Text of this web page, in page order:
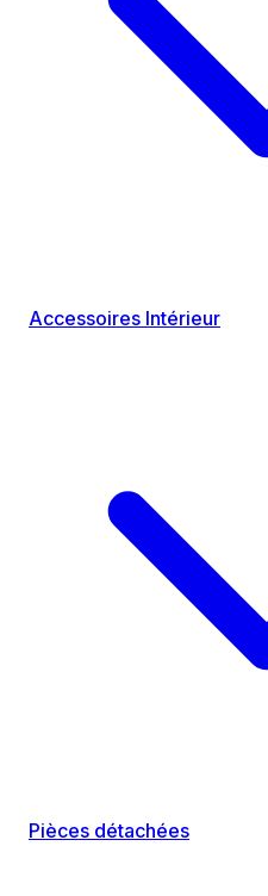
Accessoires Intérieur
Pièces détachées